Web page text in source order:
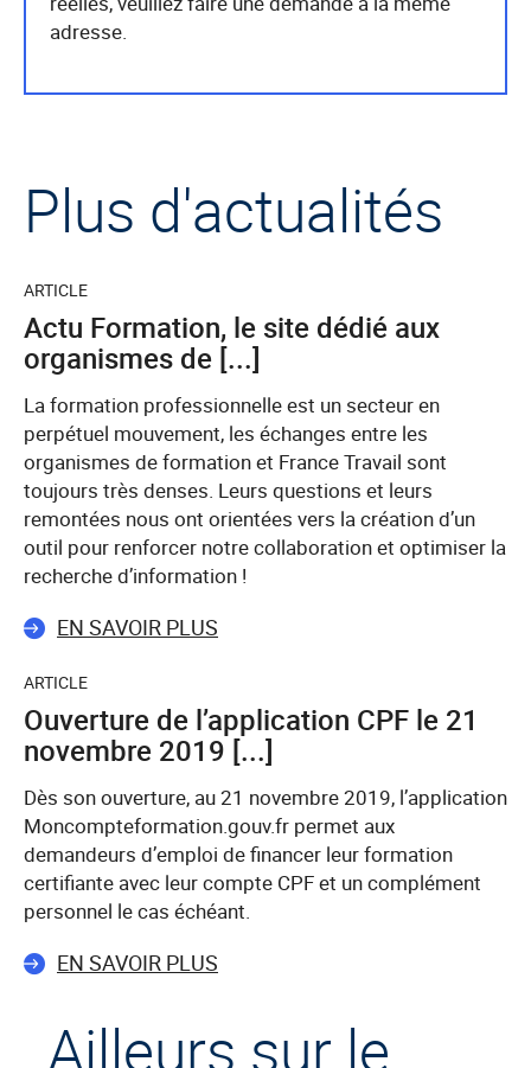
adresse.
Plus d'actualités
ARTICLE
Actu Formation, le site dédié aux
organismes de [...]
La formation professionnelle est un secteur en
perpétuel mouvement, les échanges entre les
organismes de formation et France Travail sont
toujours très denses. Leurs questions et leurs
remontées nous ont orientées vers la création d’un
outil pour renforcer notre collaboration et optimiser la
recherche d’information !
EN SAVOIR PLUS
ARTICLE
Ouverture de l’application CPF le 21
novembre 2019 [...]
Dès son ouverture, au 21 novembre 2019, l’application
Moncompteformation.gouv.fr permet aux
demandeurs d’emploi de financer leur formation
certifiante avec leur compte CPF et un complément
personnel le cas échéant.
EN SAVOIR PLUS
Ailleurs sur le